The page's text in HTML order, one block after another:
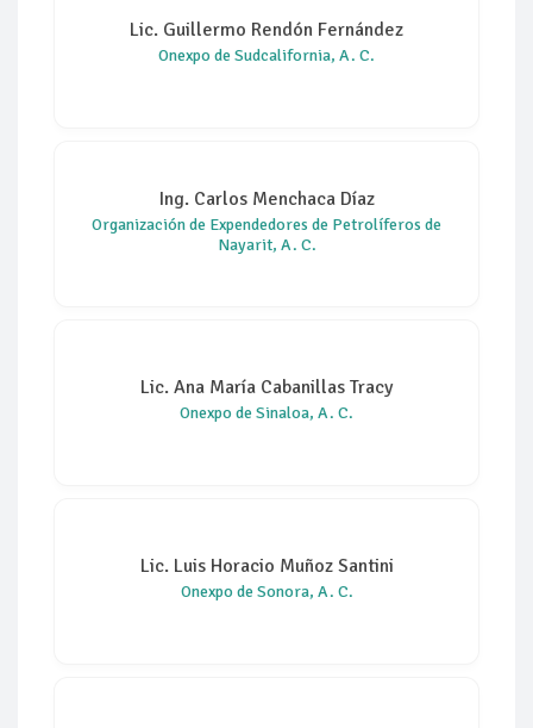
Lic. Guillermo Rendón Fernández
Onexpo de Sudcalifornia, A. C.
Ing. Carlos Menchaca Díaz
Organización de Expendedores de Petrolíferos de
Nayarit, A. C.
Lic. Ana María Cabanillas Tracy
Onexpo de Sinaloa, A. C.
Lic. Luis Horacio Muñoz Santini
Onexpo de Sonora, A. C.